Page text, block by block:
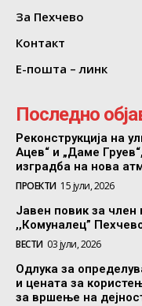
За Пехчево
Контакт
Е-пошта – линк
Последно
Реконструкција на
Ацев“ и „Даме
изградба на нова
ПРОЕКТИ 15 јули, 2026
Јавен повик за
,,Комуналец”
ВЕСТИ 03 јули, 2026
Одлука за
и цената за
за вршење на